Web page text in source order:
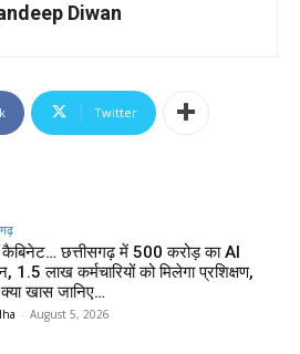
Diwan
Twitter
कैबिनेट… छत्तीसगढ़ में 500 करोड़ का AI
1.5 लाख कर्मचारियों को मिलेगा प्रशिक्षण,
खास जानिए…
- August 5, 2026